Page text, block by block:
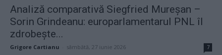
Analiză comparativă Siegfried Mureșan –
Sorin Grindeanu: europarlamentarul PNL îl
zdrobește...
Grigore Cartianu sâmbătă, 27 iunie 2026 7